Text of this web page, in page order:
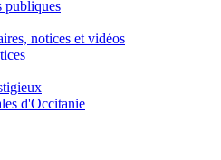
publiques
notices et vidéos
d'Occitanie